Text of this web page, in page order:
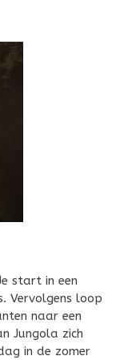
start in een
Vervolgens loop
naar een
Jungola zich
in de zomer